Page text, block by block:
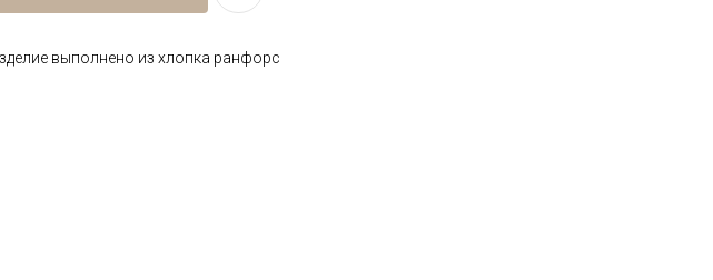
выполнено из хлопка ранфорс